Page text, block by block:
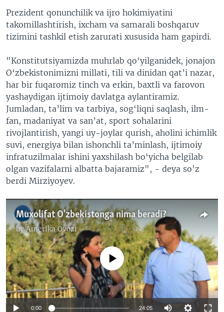
Prezident qonunchilik va ijro hokimiyatini
takomillashtirish, ixcham va samarali boshqaruv
tizimini tashkil etish zarurati xususida ham gapirdi.
"Konstitutsiyamizda muhrlab qo‘yilganidek, jonajon
O‘zbekistonimizni millati, tili va dinidan qat’i nazar,
har bir fuqaromiz tinch va erkin, baxtli va farovon
yashaydigan ijtimoiy davlatga aylantiramiz.
Jumladan, ta’lim va tarbiya, sog‘liqni saqlash, ilm-
fan, madaniyat va san’at, sport sohalarini
rivojlantirish, yangi uy-joylar qurish, aholini ichimlik
suvi, energiya bilan ishonchli ta’minlash, ijtimoiy
infratuzilmalar ishini yaxshilash bo‘yicha belgilab
olgan vazifalarni albatta bajaramiz", - deya so'z
berdi Mirziyoyev.
Muxolifat O'zbekistonga nima beradi?
byAmerika Ovozi
No media source currently available
0:00 24:05